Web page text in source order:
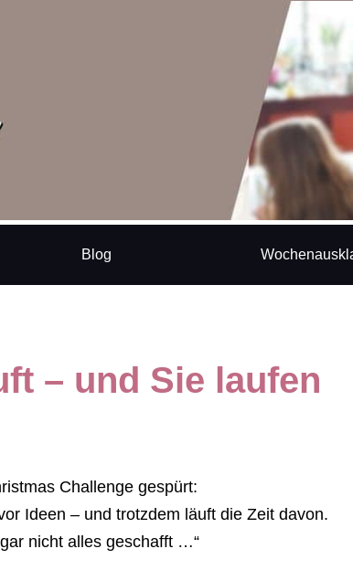
Blog
– und Sie laufen
Challenge gespürt:
Ideen – und trotzdem läuft die Zeit davon.
nicht alles geschafft …“